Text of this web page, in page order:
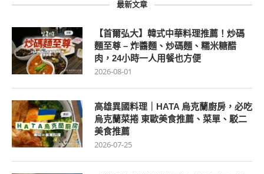
最新文章
【首爾弘大】韓式中華料理推薦！炒碼
麵至尊 – 炸醬麵、炒碼麵、糯米糖醋
肉，24小時一人用餐也方便
2026-08-01
高雄異國料理｜HATA 烏克蘭廚房，必吃
烏克蘭菜捲 東歐美食推薦、菜單、駁二
美食推薦
2026-07-25